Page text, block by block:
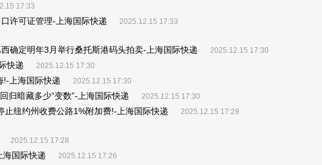
17:33
许可证管理-上海国际快递 2025.12.15 17:33
确定明年3月举行桑托斯港码头拍卖-上海国际快递 2025.12.15 17:30
快递 2025.12.15 17:30
!-上海国际快递 2025.12.15 17:30
归暗藏多少“变数”-上海国际快递 2025.12.15 17:30
纽约州收费公路1%附加费!-上海国际快递 2025.12.15 17:28
2025.12.15 17:28
海国际快递 2025.12.15 17:26